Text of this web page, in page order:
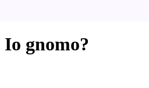
Io gnomo?